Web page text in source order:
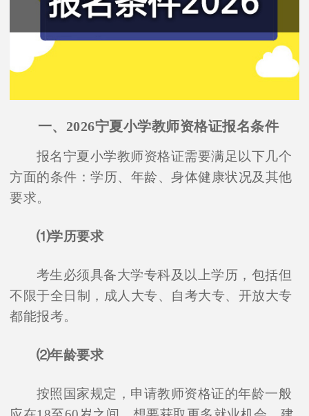
一、2026宁夏小学教师资格证报名条件
报名宁夏小学教师资格证需要满足以下几个
方面的条件：学历、年龄、身体健康状况及其他
要求。
⑴学历要求
考生必须具备大学专科及以上学历，包括但
不限于全日制，成人大专、自考大专、开放大专
都能报考。
⑵年龄要求
按照国家规定，申请教师资格证的年龄一般